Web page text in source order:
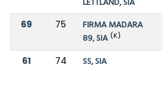
69 75
FIRMA MADARA
89, SIA (K)
61 74 SS, SIA